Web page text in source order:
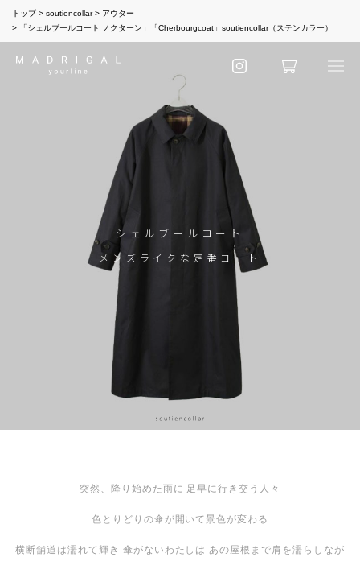
トップ soutiencollar
アウター
「シェルブールコート ノクターン」「Cherbourgcoat」soutiencollar（ステンカラー）
シェルブールコート
メンズライクな定番コート
突然、降り始めた雨に 足早に行き交う人々
色とりどりの傘が開いて景色が変わる
横断舗道は濡れて輝き 傘がないわたしは あの屋根まで肩を濡らしなが